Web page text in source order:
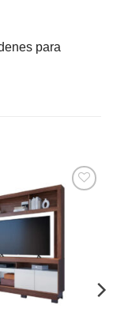
para